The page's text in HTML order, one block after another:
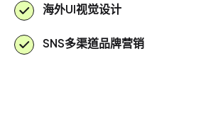
海外UI视觉设计
SNS多渠道品牌营销